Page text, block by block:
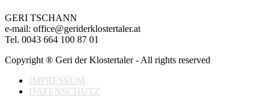
GERI TSCHANN
e-mail: office@geriderklostertaler.at
Tel. 0043 664 100 87 01
Copyright ® Geri der Klostertaler - All rights reserved
IMPRESSUM
DATENSCHUTZ